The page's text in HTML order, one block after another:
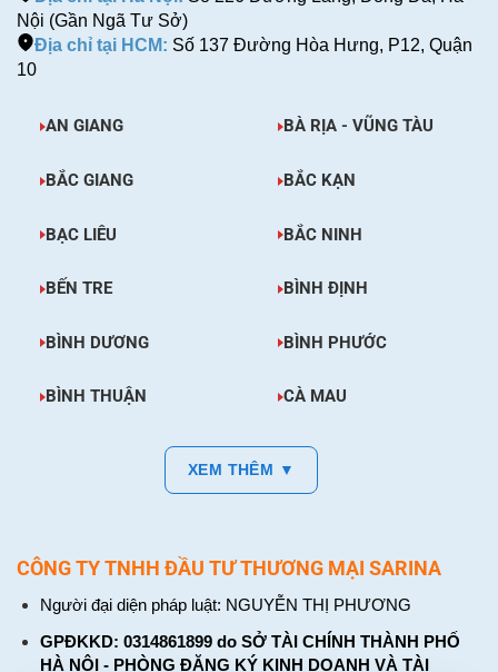
Nội (Gần Ngã Tư Sở)
Địa chỉ tại HCM: Số 137 Đường Hòa Hưng, P12, Quận
10
AN GIANG BÀ RỊA - VŨNG TÀU
BẮC GIANG BẮC KẠN
BẠC LIÊU BẮC NINH
BẾN TRE BÌNH ĐỊNH
BÌNH DƯƠNG BÌNH PHƯỚC
BÌNH THUẬN CÀ MAU
XEM THÊM ▼
CÔNG TY TNHH ĐẦU TƯ THƯƠNG MẠI SARINA
Người đại diện pháp luật: NGUYỄN THỊ PHƯƠNG
GPĐKKD: 0314861899 do SỞ TÀI CHÍNH THÀNH PHỐ
HÀ NỘI - PHÒNG ĐĂNG KÝ KINH DOANH VÀ TÀI